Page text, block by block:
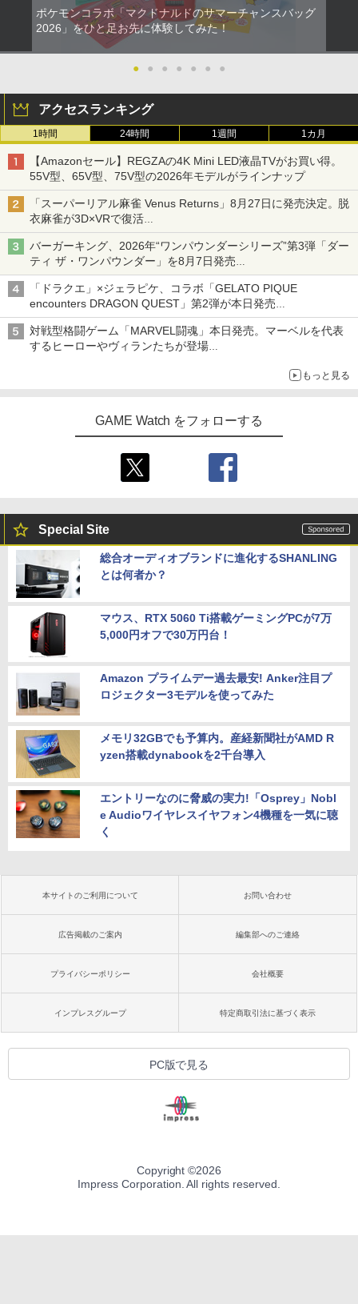
ーレイ】／クレイグ・T・ネルソンブル
ーレイ／海外アニメ・定番スタジオ
￥681
3
【中古】白雪姫 ダイヤモンド・コレクシ
ョン 【ブルーレイ】／アドリアナ・カセ
ロッティブルーレイ／海外アニメ・定番
スタジオ
￥987
【中古】塔の上のラプンツェル 3D スー
パー・セット 【ブルーレイ】／中川翔子
ブルーレイ／海外アニメ・定番スタジオ
￥1,199
￥3,002
ポケモンコラボ「マクドナルドのサマーチャンスバッグ
2026」をひと足お先に体験してみた！
● ● ● ● ● ● ●
アクセスランキング
1時間 24時間 1週間 1カ月
【Amazonセール】REGZAの4K Mini LED液晶TVがお買い得。
55V型、65V型、75V型の2026年モデルがラインナップ
「スーパーリアル麻雀 Venus Returns」8月27日に発売決定。脱
衣麻雀が3D×VRで復活
発売から2週間は20%オフになるセールが実施
バーガーキング、2026年“ワンパウンダーシリーズ”第3弾「ダー
ティ ザ・ワンパウンダー」を8月7日発売
「特製ガーリックマヨソース」を使用した超大型チーズバーガー
「ドラクエ」×ジェラピケ、コラボ「GELATO PIQUE
encounters DRAGON QUEST」第2弾が本日発売
アイスカップに入ったスライムやわたぼう、ベビーサタンなどが
オリジナルアートで登場
対戦型格闘ゲーム「MARVEL闘魂」本日発売。マーベルを代表
するヒーローやヴィランたちが登場
もっと見る
GAME Watch をフォローする
Special Site
総合オーディオブランドに進化するSHANLING
とは何者か？
マウス、RTX 5060 Ti搭載ゲーミングPCが7万
5,000円オフで30万円台！
Amazon プライムデー過去最安! Anker注目プ
ロジェクター3モデルを使ってみた
メモリ32GBでも予算内。産経新聞社がAMD R
yzen搭載dynabookを2千台導入
エントリーなのに脅威の実力!「Osprey」Nobl
e Audioワイヤレスイヤフォン4機種を一気に聴
く
本サイトのご利用について お問い合わせ
広告掲載のご案内 編集部へのご連絡
プライバシーポリシー 会社概要
インプレスグループ 特定商取引法に基づく表示
PC版で見る
Copyright ©2026
Impress Corporation. All rights reserved.